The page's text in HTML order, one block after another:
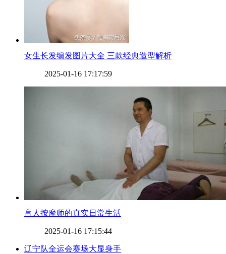
​女生长发编发图片大全 三款经典造型解析
2025-01-16 17:17:59
​盲人按摩师的真实日常生活
2025-01-16 17:15:44
​辽宁队全运会赛场大显身手